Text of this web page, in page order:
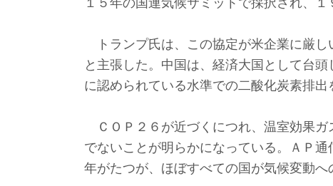
１５年の国連気候サミットで採択され、１
トランプ氏は、この協定が米企業に厳し
と主張した。中国は、経済大国として台
に認められている水準での二酸化炭素排出
ＣＯＰ２６が近づくにつれ、温室効果ガ
でないことが明らかになっている。ＡＰ
年がたつが、ほぼすべての国が気候変動へ